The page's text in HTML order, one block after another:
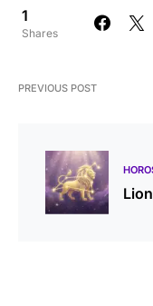
1
Shares
PREVIOUS POST